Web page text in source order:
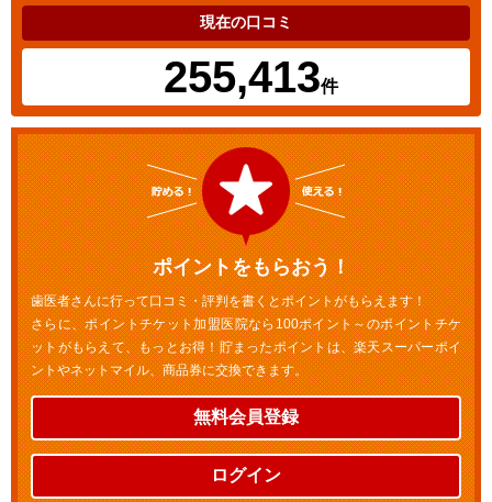
現在の口コミ
255,413件
ポイントをもらおう！
歯医者さんに行って口コミ・評判を書くとポイントがもらえます！
さらに、ポイントチケット加盟医院なら100ポイント～のポイントチケ
ットがもらえて、もっとお得！貯まったポイントは、楽天スーパーポイ
ントやネットマイル、商品券に交換できます。
無料会員登録
ログイン